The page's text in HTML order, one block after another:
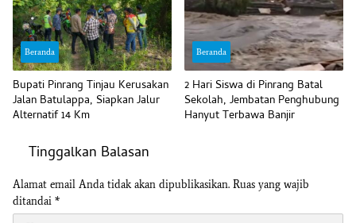
Beranda
Bupati Pinrang Tinjau Kerusakan
Jalan Batulappa, Siapkan Jalur
Alternatif 14 Km
Beranda
2 Hari Siswa di Pinrang Batal
Sekolah, Jembatan Penghubung
Hanyut Terbawa Banjir
Tinggalkan Balasan
Alamat email Anda tidak akan dipublikasikan. Ruas yang wajib
ditandai *